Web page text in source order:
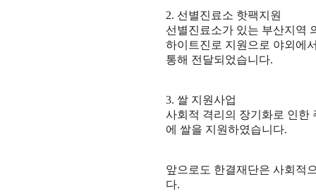
2. 선별진료소 핫팩지원
선별진료소가 있는 부산지역
하이트진로 지원으로 야외에
통해 전달되었습니다.
3. 쌀 지원사업
사회적 격리의 장기화로 인한
에 쌀을 지원하였습니다.
앞으로도 한결재단은 사회적
다.